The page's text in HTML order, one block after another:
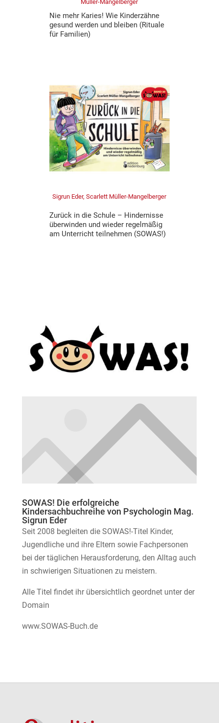
Müller-Mangelberger
Nie mehr Karies! Wie Kinderzähne
gesund werden und bleiben (Rituale
für Familien)
Sigrun Eder, Scarlett Müller-Mangelberger
Zurück in die Schule – Hindernisse
überwinden und wieder regelmäßig
am Unterricht teilnehmen (SOWAS!)
SOWAS! Die erfolgreiche
Kindersachbuchreihe von Psychologin Mag.
Sigrun Eder
Seit 2008 begleiten die SOWAS!-Titel Kinder,
Jugendliche und ihre Eltern sowie Fachpersonen
bei der täglichen Herausforderung, den Alltag auch
in schwierigen Situationen zu meistern.
Alle Titel findet ihr übersichtlich geordnet unter der
Domain
www.SOWAS-Buch.de